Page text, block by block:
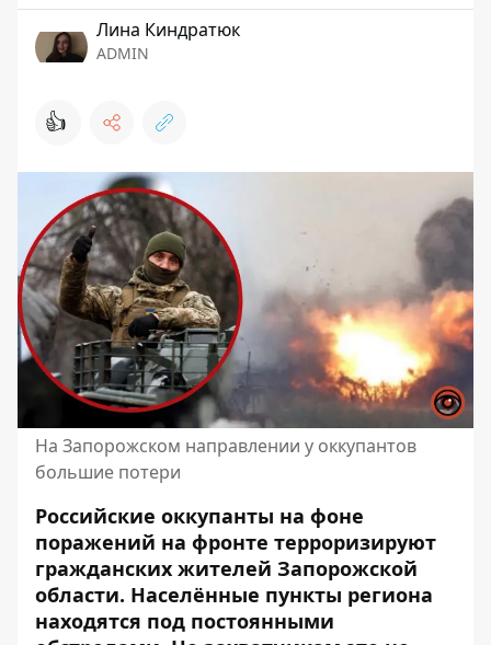
Лина Киндратюк
ADMIN
👍
На Запорожском направлении у оккупантов
большие потери
Российские оккупанты на фоне
поражений на фронте терроризируют
гражданских жителей Запорожской
области. Населённые пункты региона
находятся под постоянными